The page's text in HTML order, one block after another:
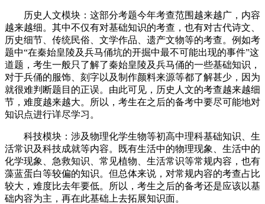
历史人文模块：这部分考题今年考查范围越来越广，内容
越来越细。其中不仅有对基础知识的考查，也有对古代诗文、
历史细节、传统民俗、文学作品、遗产文物等的考查。例如考
题中“在秦始皇陵及兵马俑坑的开掘中最不可能出现的事件”这
道题，考生一般只了解了秦始皇陵及兵马俑的一些基础知识，
对于兵俑的服饰、刻字以及制作颜料来源等都了解甚少，因为
就很难判断题目的正误。由此可见，历史人文的考查越来越细
节，难度越来越大。所以，考生在之后的备考中要尽可能地对
知识点进行详尽学习。
科技模块：涉及物理化学生物等初高中理科基础知识、生
活常识及科技成就等内容。既有生活中的物理现象、生活中的
化学现象、急救知识、常见植物、生活常识等常规内容，也有
藻蓝蛋白等较偏的知识。但总体来说，对常规内容的考查占比
较大，难度比去年要低。所以，考生之后的备考还是应该以基
础内容为主，再在此基础上去拓展知识面。